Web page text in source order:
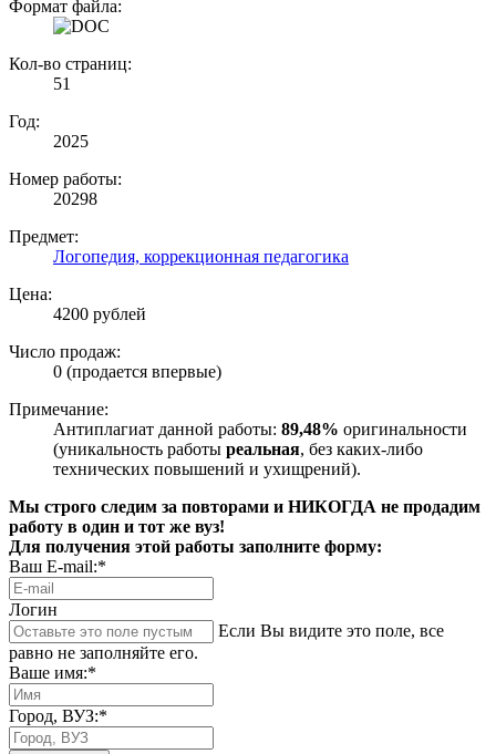
Формат файла:
Кол-во страниц:
51
Год:
2025
Номер работы:
20298
Предмет:
Логопедия, коррекционная педагогика
Цена:
4200 рублей
Число продаж:
0 (продается впервые)
Примечание:
Антиплагиат данной работы: 89,48% оригинальности
(уникальность работы реальная, без каких-либо
технических повышений и ухищрений).
Мы строго следим за повторами и НИКОГДА не продадим
работу в один и тот же вуз!
Для получения этой работы заполните форму:
Ваш E-mail:*
Логин
Если Вы видите это поле, все
равно не заполняйте его.
Ваше имя:*
Город, ВУЗ:*